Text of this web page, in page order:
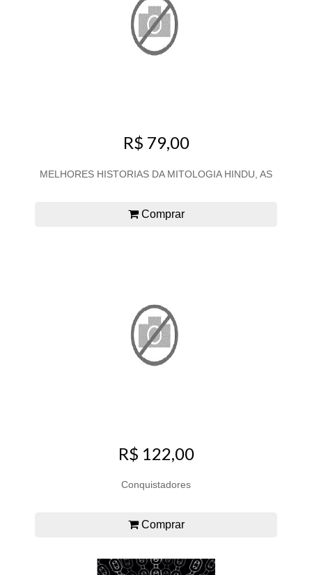
R$ 79,00
MELHORES HISTORIAS DA MITOLOGIA HINDU, AS
Comprar
R$ 122,00
Conquistadores
Comprar